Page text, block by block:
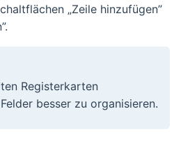
„Zeile hinzufügen”
Registerkarten
besser zu organisieren.